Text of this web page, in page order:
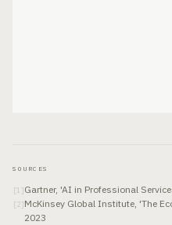
SOURCES
[1 ]Gartner, 'AI in Professional
[2]McKinsey Global Institute, 'The
2023